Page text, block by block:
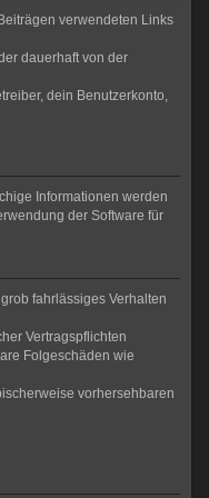
verwendeten Links
dauerhaft von der
dein Benutzerkonto,
Informationen werden
der Software für
fahrlässiges Verhalten
Vertragspflichten
Folgeschäden wie
vorhersehbaren